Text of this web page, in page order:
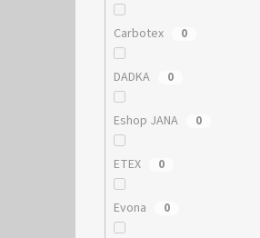
Carbotex 0
DADKA 0
Eshop JANA 0
ETEX 0
Evona 0